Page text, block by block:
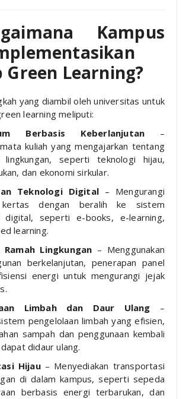
Kampus
Green Learning?
yang diambil oleh universitas untuk
learning meliputi:
Berbasis Keberlanjutan –
kuliah yang mengajarkan tentang
lingkungan, seperti teknologi hijau,
dan ekonomi sirkular.
Teknologi Digital – Mengurangi
kertas dengan beralih ke sistem
digital, seperti e-books, e-learning,
learning.
Ramah Lingkungan – Menggunakan
berkelanjutan, penerapan panel
energi untuk mengurangi jejak
Limbah dan Daur Ulang –
pengelolaan limbah yang efisien,
sampah dan penggunaan kembali
didaur ulang.
Hijau– Menyediakan transportasi
di dalam kampus, seperti sepeda
berbasis energi terbarukan, dan